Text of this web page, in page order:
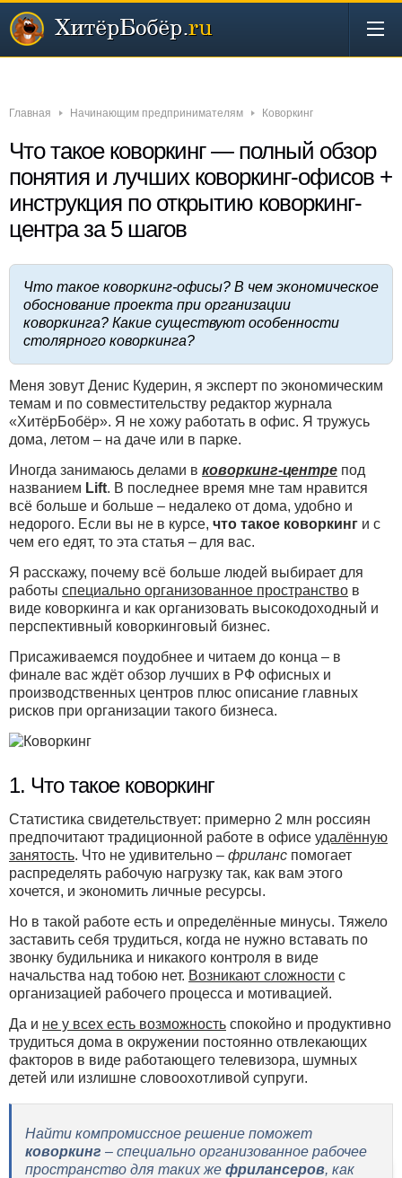
Главная Начинающим предпринимателям Коворкинг
Что такое коворкинг — полный обзор
понятия и лучших коворкинг-офисов +
инструкция по открытию коворкинг-
центра за 5 шагов
Что такое коворкинг-офисы? В чем экономическое
обоснование проекта при организации
коворкинга? Какие существуют особенности
столярного коворкинга?
Меня зовут Денис Кудерин, я эксперт по экономическим
темам и по совместительству редактор журнала
«ХитёрБобёр». Я не хожу работать в офис. Я тружусь
дома, летом – на даче или в парке.
Иногда занимаюсь делами в коворкинг-центре под
названием Lift. В последнее время мне там нравится
всё больше и больше – недалеко от дома, удобно и
недорого. Если вы не в курсе, что такое коворкинг и с
чем его едят, то эта статья – для вас.
Я расскажу, почему всё больше людей выбирает для
работы специально организованное пространство в
виде коворкинга и как организовать высокодоходный и
перспективный коворкинговый бизнес.
Присаживаемся поудобнее и читаем до конца – в
финале вас ждёт обзор лучших в РФ офисных и
производственных центров плюс описание главных
рисков при организации такого бизнеса.
1. Что такое коворкинг
Статистика свидетельствует: примерно 2 млн россиян
предпочитают традиционной работе в офисе удалённую
занятость. Что не удивительно – фриланс помогает
распределять рабочую нагрузку так, как вам этого
хочется, и экономить личные ресурсы.
Но в такой работе есть и определённые минусы. Тяжело
заставить себя трудиться, когда не нужно вставать по
звонку будильника и никакого контроля в виде
начальства над тобою нет. Возникают сложности с
организацией рабочего процесса и мотивацией.
Да и не у всех есть возможность спокойно и продуктивно
трудиться дома в окружении постоянно отвлекающих
факторов в виде работающего телевизора, шумных
детей или излишне словоохотливой супруги.
Найти компромиссное решение поможет
коворкинг – специально организованное рабочее
пространство для таких же фрилансеров, как